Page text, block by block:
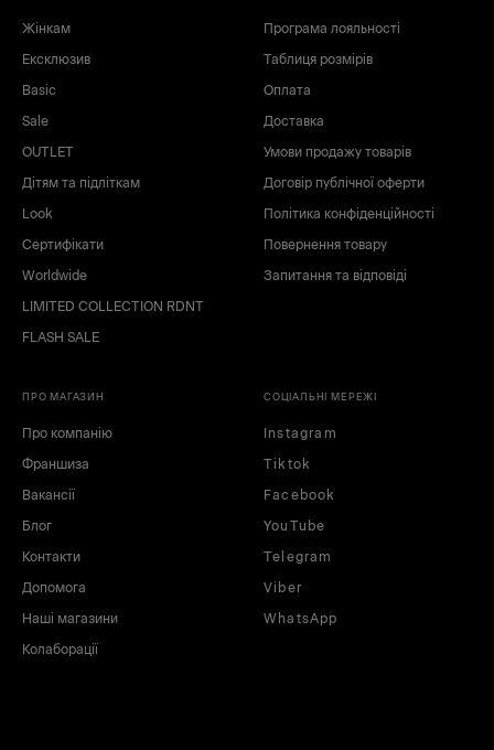
Жінкам
Ексклюзив
Basic
Sale
OUTLET
Дітям та підліткам
Look
Сертифікати
Worldwide
LIMITED COLLECTION RDNT
FLASH SALE
Програма лояльності
Таблиця розмірів
Оплата
Доставка
Умови продажу товарів
Договір публічної оферти
Політика конфіденційності
Повернення товару
Запитання та відповіді
ПРО МАГАЗИН
Про компанію
Франшиза
Вакансії
Блог
Контакти
Допомога
Наші магазини
Колаборації
СОЦІАЛЬНІ МЕРЕЖІ
Instagram
Tiktok
Facebook
YouTube
Telegram
Viber
WhatsApp